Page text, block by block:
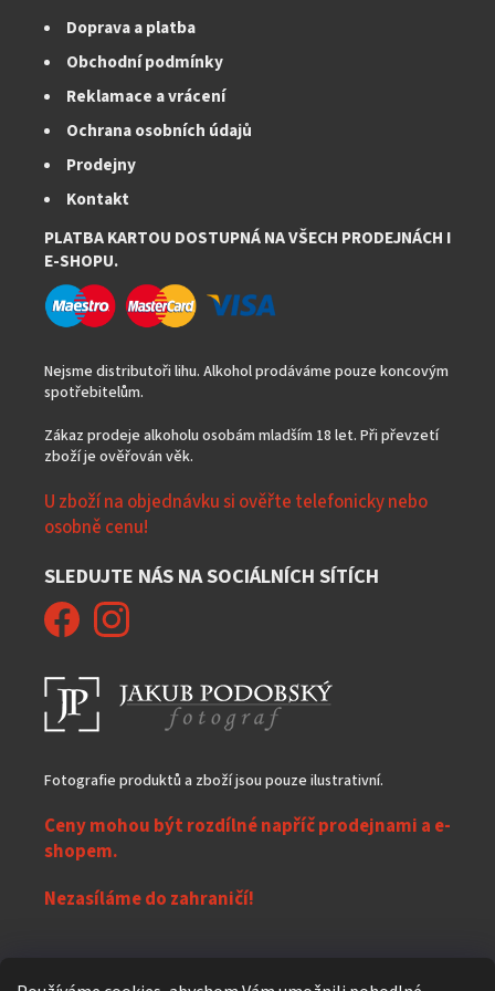
i
s
Doprava a platba
Obchodní podmínky
Reklamace a vrácení
Ochrana osobních údajů
Prodejny
Kontakt
PLATBA KARTOU DOSTUPNÁ NA VŠECH PRODEJNÁCH I
E-SHOPU.
Nejsme distributoři lihu. Alkohol prodáváme pouze koncovým
spotřebitelům.
Zákaz prodeje alkoholu osobám mladším 18 let. Při převzetí
zboží je ověřován věk.
U zboží na objednávku si ověřte telefonicky nebo
osobně cenu!
SLEDUJTE NÁS NA SOCIÁLNÍCH SÍTÍCH
Fotografie produktů a zboží jsou pouze ilustrativní.
Ceny mohou být rozdílné napříč prodejnami a e-
shopem.
Nezasíláme do zahraničí!